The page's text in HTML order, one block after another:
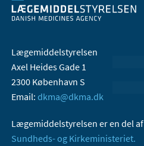
Lægemiddelstyrelsen
Axel Heides Gade 1
2300 København S
Email: dkma@dkma.dk
Lægemiddelstyrelsen er en del af
Sundheds- og Kirkeministeriet.